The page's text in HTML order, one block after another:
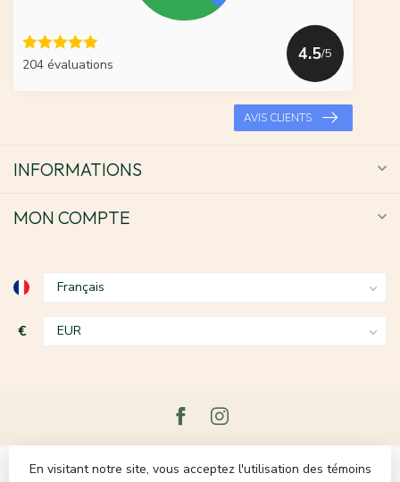
204 évaluations
4.5/5
AVIS CLIENTS
INFORMATIONS
MON COMPTE
€
En visitant notre site, vous acceptez l'utilisation des témoins